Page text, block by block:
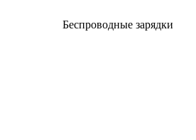
Беспроводные зарядки